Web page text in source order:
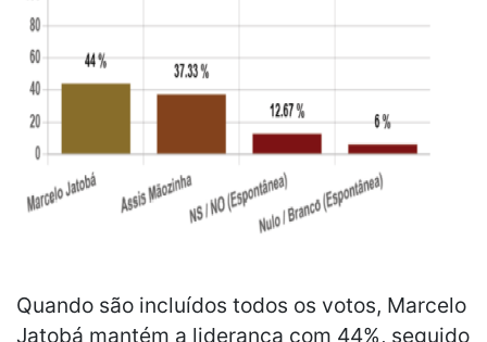
Quando são incluídos todos os votos, Marcelo
Jatobá mantém a liderança com 44%, seguido